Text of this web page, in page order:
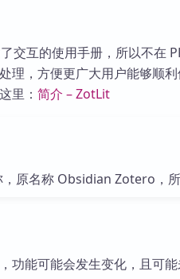
交互的使用手册，所以不在
理，方便更广大用户能够顺利
里： 简介 – ZotLit
原名称 Obsidian Zotero，
功能可能会发生变化，且可能